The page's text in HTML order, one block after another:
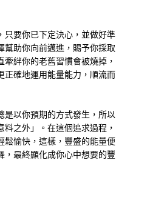
只要你已下定決心，並做好準
幫助你向前邁進，賜予你採取
絆你的老舊習慣會被燒掉，
正確地運用能量能力，順流而
是以你預期的方式發生，所以
之外」。在這個追求過程，
鬆愉快，這樣，豐盛的能量便
，最終顯化成你心中想要的豐